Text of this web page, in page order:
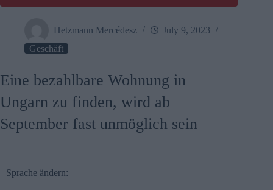
Hetzmann Mercédesz
July 9, 2023
Geschäft
Eine bezahlbare Wohnung in
Ungarn zu finden, wird ab
September fast unmöglich sein
Sprache ändern: